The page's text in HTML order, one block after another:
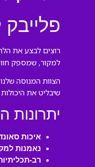
רוצים לבצע את
למקור, שמספק
הצוות המנוסה
שיבליט את
יתרונות
איכות
נאמנות
רב-